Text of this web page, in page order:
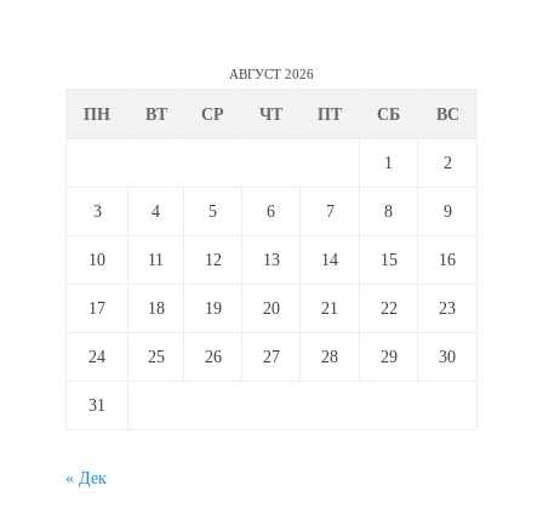
АВГУСТ 2026
ПН ВТ СР ЧТ ПТ СБ ВС
1 2
3 4 5 6 7 8 9
10 11 12 13 14 15 16
17 18 19 20 21 22 23
24 25 26 27 28 29 30
31
« Дек